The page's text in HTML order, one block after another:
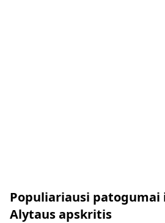
Populiariausi patogumai
Alytaus apskritis